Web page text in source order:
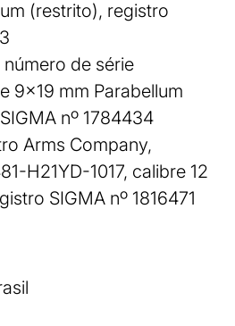
(restrito), registro
número de série
9×19 mm Parabellum
nº 1784434
Arms Company,
H21YD-1017, calibre 12
SIGMA nº 1816471